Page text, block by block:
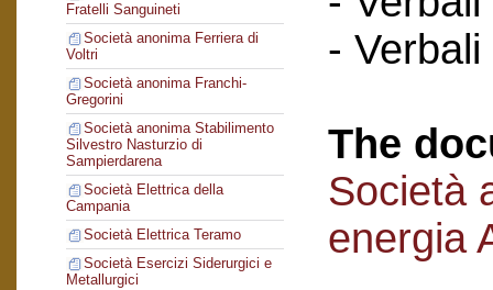
Fratelli Sanguineti
Società anonima Ferriera di
Voltri
Società anonima Franchi-
Gregorini
Società anonima Stabilimento
Silvestro Nasturzio di
Sampierdarena
Società Elettrica della
Campania
Società Elettrica Teramo
Società Esercizi Siderurgici e
Metallurgici
-
The
Società
energia